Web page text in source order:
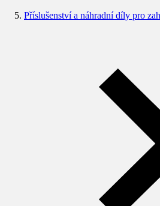
Příslušenství a náhradní díly pro